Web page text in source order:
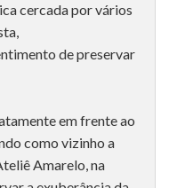
cercada por vários
de preservar
em frente ao
como vizinho a
Amarelo, na